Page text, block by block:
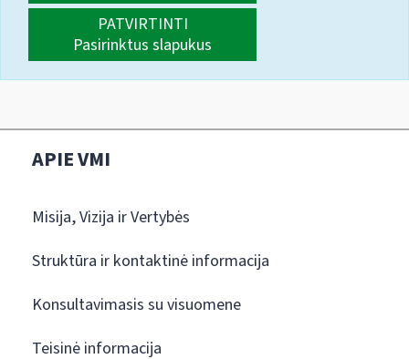
PATVIRTINTI
Pasirinktus slapukus
APIE VMI
Misija, Vizija ir Vertybės
Struktūra ir kontaktinė informacija
Konsultavimasis su visuomene
Teisinė informacija